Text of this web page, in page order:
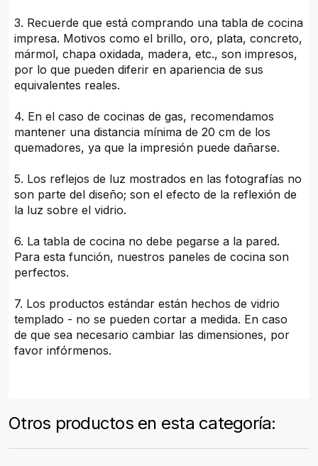
3. Recuerde que está comprando una tabla de cocina
impresa. Motivos como el brillo, oro, plata, concreto,
mármol, chapa oxidada, madera, etc., son impresos,
por lo que pueden diferir en apariencia de sus
equivalentes reales.
4. En el caso de cocinas de gas, recomendamos
mantener una distancia mínima de 20 cm de los
quemadores, ya que la impresión puede dañarse.
5. Los reflejos de luz mostrados en las fotografías no
son parte del diseño; son el efecto de la reflexión de
la luz sobre el vidrio.
6. La tabla de cocina no debe pegarse a la pared.
Para esta función, nuestros paneles de cocina son
perfectos.
7. Los productos estándar están hechos de vidrio
templado - no se pueden cortar a medida. En caso
de que sea necesario cambiar las dimensiones, por
favor infórmenos.
Otros productos en esta categoría: